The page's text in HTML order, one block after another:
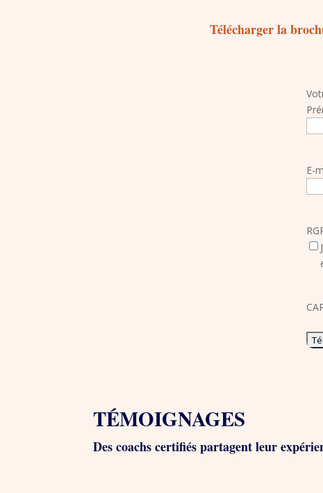
Télécharger la
E-
TÉMOIGNAGES
Des coachs certifiés partagent leur